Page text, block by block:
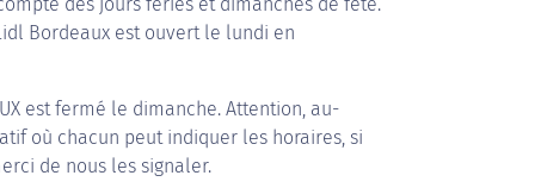
Bordeaux est ouvert le lundi en
est fermé le dimanche. Attention, au-
où chacun peut indiquer les horaires, si
de nous les signaler.